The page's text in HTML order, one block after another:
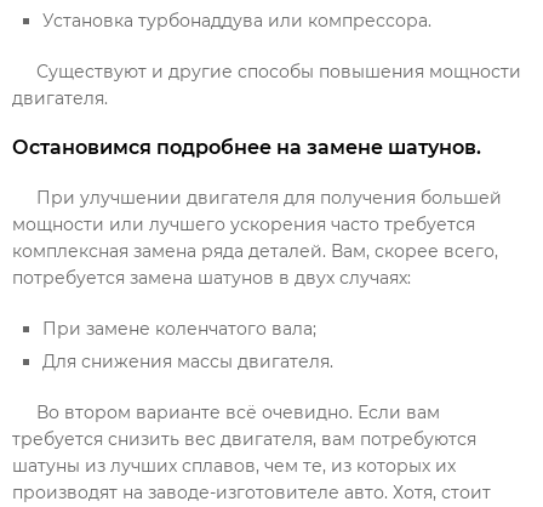
Установка турбонаддува или компрессора.
Существуют и другие способы повышения мощности
двигателя.
Остановимся подробнее на замене шатунов.
При улучшении двигателя для получения большей
мощности или лучшего ускорения часто требуется
комплексная замена ряда деталей. Вам, скорее всего,
потребуется замена шатунов в двух случаях:
При замене коленчатого вала;
Для снижения массы двигателя.
Во втором варианте всё очевидно. Если вам
требуется снизить вес двигателя, вам потребуются
шатуны из лучших сплавов, чем те, из которых их
производят на заводе-изготовителе авто. Хотя, стоит